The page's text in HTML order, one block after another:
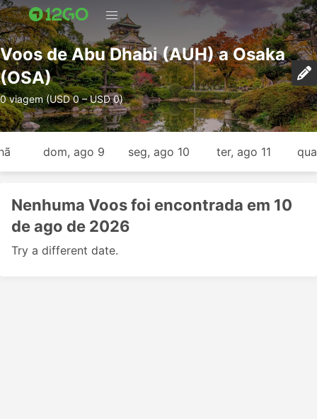
Voos de Abu Dhabi (AUH) a Osaka
(OSA)
0 viagem (USD 0 – USD 0)
dom, ago 9 seg, ago 10 ter, ago 11
Nenhuma Voos foi encontrada em 10
de ago de 2026
Try a different date.